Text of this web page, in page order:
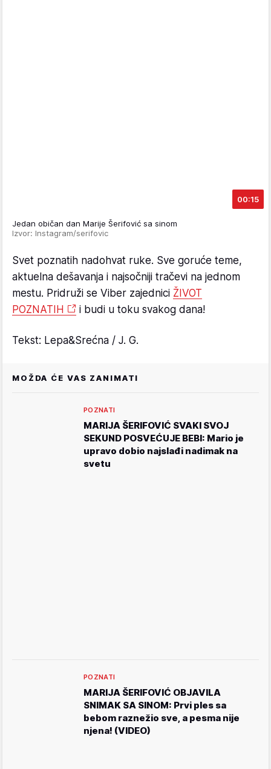
00:15
Jedan običan dan Marije Šerifović sa sinom
Izvor: Instagram/serifovic
Svet poznatih nadohvat ruke. Sve goruće teme,
aktuelna dešavanja i najsočniji tračevi na jednom
mestu. Pridruži se Viber zajednici ŽIVOT
POZNATIH
i budi u toku svakog dana!
Tekst: Lepa&Srećna / J. G.
MOŽDA ĆE VAS ZANIMATI
POZNATI
MARIJA ŠERIFOVIĆ SVAKI SVOJ
SEKUND POSVEĆUJE BEBI: Mario je
upravo dobio najslađi nadimak na
svetu
POZNATI
MARIJA ŠERIFOVIĆ OBJAVILA
SNIMAK SA SINOM: Prvi ples sa
bebom raznežio sve, a pesma nije
njena! (VIDEO)